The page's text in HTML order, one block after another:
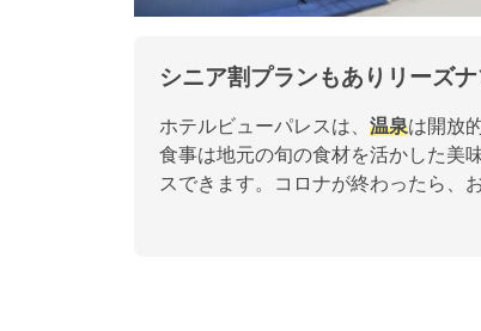
シニア割プランもありリーズナ
ホテルビューパレスは、 温泉は開放
食事は地元の旬の食材を活かした美
スできます。コロナが終わったら、